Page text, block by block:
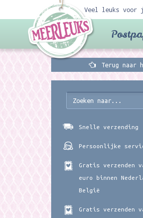
Veel leuks voor
Terug naar
Snelle verzending
Persoonlijke
Gratis verzenden
euro binnen
België
Gratis verzenden